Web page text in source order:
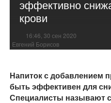
эффективно
крови
16:46, 30 сен 2020
Евгений Борисов
Напиток с добавлением
быть эффективен для
Специалисты называют